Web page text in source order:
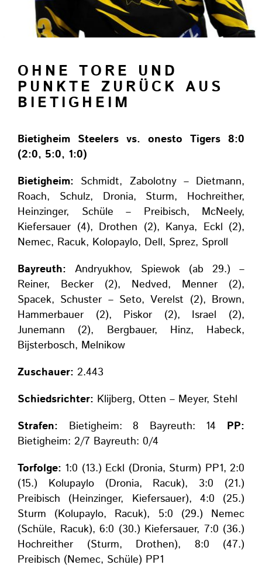
OHNE TORE UND
PUNKTE ZURÜCK AUS
BIETIGHEIM
Bietigheim Steelers vs. onesto Tigers 8:0
(2:0, 5:0, 1:0)
Bietigheim: Schmidt, Zabolotny – Dietmann,
Roach, Schulz, Dronia, Sturm, Hochreither,
Heinzinger, Schüle – Preibisch, McNeely,
Kiefersauer (4), Drothen (2), Kanya, Eckl (2),
Nemec, Racuk, Kolopaylo, Dell, Sprez, Sproll
Bayreuth: Andryukhov, Spiewok (ab 29.) –
Reiner, Becker (2), Nedved, Menner (2),
Spacek, Schuster – Seto, Verelst (2), Brown,
Hammerbauer (2), Piskor (2), Israel (2),
Junemann (2), Bergbauer, Hinz, Habeck,
Bijsterbosch, Melnikow
Zuschauer: 2.443
Schiedsrichter: Klijberg, Otten – Meyer, Stehl
Strafen: Bietigheim: 8 Bayreuth: 14 PP:
Bietigheim: 2/7 Bayreuth: 0/4
Torfolge: 1:0 (13.) Eckl (Dronia, Sturm) PP1, 2:0
(15.) Kolupaylo (Dronia, Racuk), 3:0 (21.)
Preibisch (Heinzinger, Kiefersauer), 4:0 (25.)
Sturm (Kolupaylo, Racuk), 5:0 (29.) Nemec
(Schüle, Racuk), 6:0 (30.) Kiefersauer, 7:0 (36.)
Hochreither (Sturm, Drothen), 8:0 (47.)
Preibisch (Nemec, Schüle) PP1